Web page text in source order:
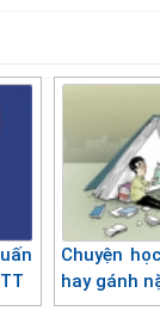
Chuyện
hay gánh